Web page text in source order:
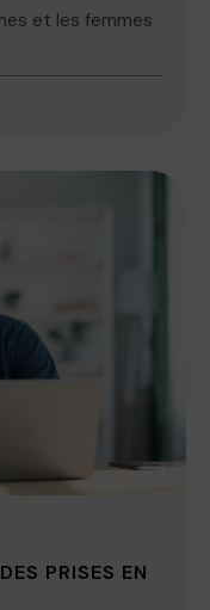
et les femmes
PRISES EN